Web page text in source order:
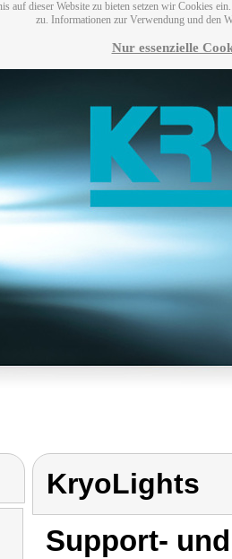
auf dieser Website zu bieten setzen wir Cookies
zu. Informationen zur Verwendung und den
Nur essenzielle
KryoLights
Support-